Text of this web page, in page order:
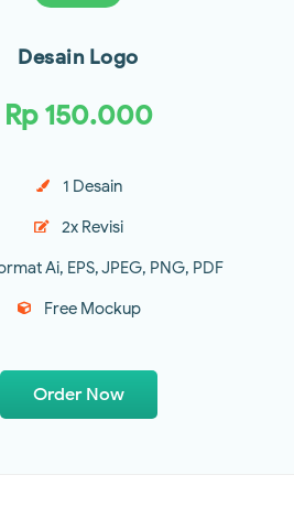
Desain Logo
Rp 150.000
1 Desain
2x Revisi
Ai, EPS, JPEG, PNG, PDF
Free Mockup
Order Now